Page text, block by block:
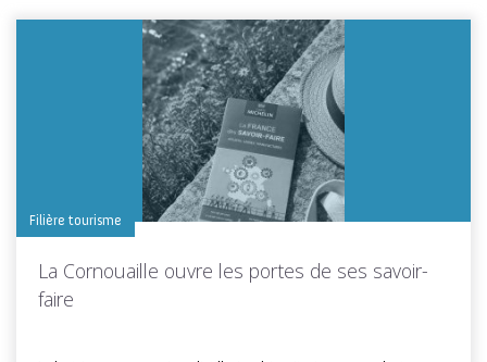
Toutes les actus de cette rubrique
Filière tourisme
La Cornouaille ouvre les portes de ses savoir-
faire